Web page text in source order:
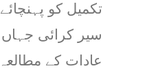
تکمیل کو
سیر کرائی
عادات کے